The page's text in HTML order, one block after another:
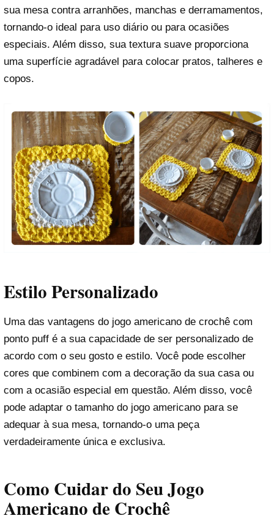
sua mesa contra arranhões, manchas e derramamentos,
tornando-o ideal para uso diário ou para ocasiões
especiais. Além disso, sua textura suave proporciona
uma superfície agradável para colocar pratos, talheres e
copos.
Estilo Personalizado
Uma das vantagens do jogo americano de crochê com
ponto puff é a sua capacidade de ser personalizado de
acordo com o seu gosto e estilo. Você pode escolher
cores que combinem com a decoração da sua casa ou
com a ocasião especial em questão. Além disso, você
pode adaptar o tamanho do jogo americano para se
adequar à sua mesa, tornando-o uma peça
verdadeiramente única e exclusiva.
Como Cuidar do Seu Jogo
Americano de Crochê